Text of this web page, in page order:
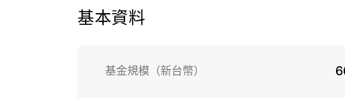
基本資料
基金規模（新台幣）